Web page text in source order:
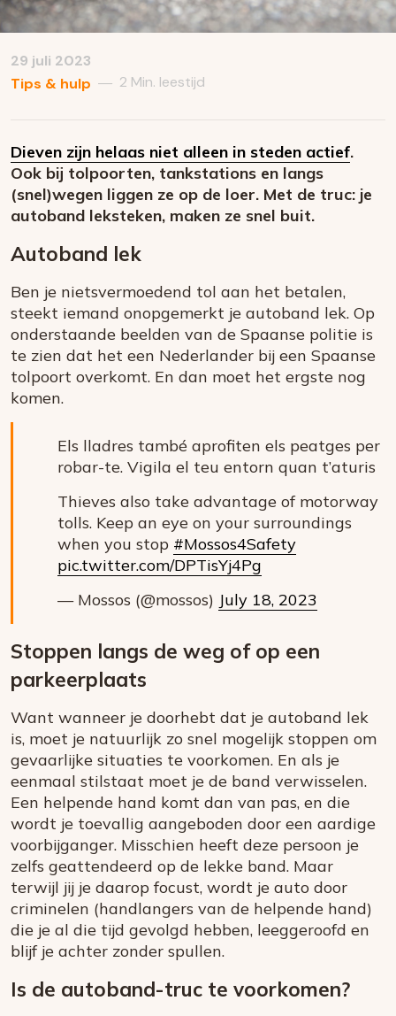
29 juli 2023
Tips & hulp — 2 Min. leestijd
Dieven zijn helaas niet alleen in steden actief.
Ook bij tolpoorten, tankstations en langs
(snel)wegen liggen ze op de loer. Met de truc: je
autoband leksteken, maken ze snel buit.
Autoband lek
Ben je nietsvermoedend tol aan het betalen,
steekt iemand onopgemerkt je autoband lek. Op
onderstaande beelden van de Spaanse politie is
te zien dat het een Nederlander bij een Spaanse
tolpoort overkomt. En dan moet het ergste nog
komen.
Els lladres també aprofiten els peatges per
robar-te. Vigila el teu entorn quan t’aturis
Thieves also take advantage of motorway
tolls. Keep an eye on your surroundings
when you stop #Mossos4Safety
pic.twitter.com/DPTisYj4Pg
— Mossos (@mossos) July 18, 2023
Stoppen langs de weg of op een
parkeerplaats
Want wanneer je doorhebt dat je autoband lek
is, moet je natuurlijk zo snel mogelijk stoppen om
gevaarlijke situaties te voorkomen. En als je
eenmaal stilstaat moet je de band verwisselen.
Een helpende hand komt dan van pas, en die
wordt je toevallig aangeboden door een aardige
voorbijganger. Misschien heeft deze persoon je
zelfs geattendeerd op de lekke band. Maar
terwijl jij je daarop focust, wordt je auto door
criminelen (handlangers van de helpende hand)
die je al die tijd gevolgd hebben, leeggeroofd en
blijf je achter zonder spullen.
Is de autoband-truc te voorkomen?